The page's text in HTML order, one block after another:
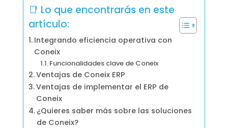
📑 Lo que encontrarás en este
artículo:
Integrando eficiencia operativa con
Coneix
Funcionalidades clave de Coneix
Ventajas de Coneix ERP
Ventajas de implementar el ERP de
Coneix
¿Quieres saber más sobre las soluciones
de Coneix?